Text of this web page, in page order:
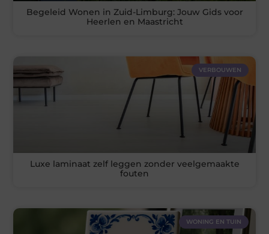
Begeleid Wonen in Zuid-Limburg: Jouw Gids voor
Heerlen en Maastricht
VERBOUWEN
Luxe laminaat zelf leggen zonder veelgemaakte
fouten
WONING EN TUIN